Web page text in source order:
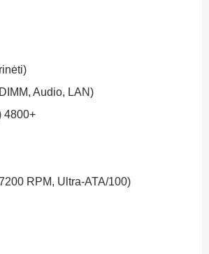
Audio, LAN)
4800+
RPM, Ultra-ATA/100)